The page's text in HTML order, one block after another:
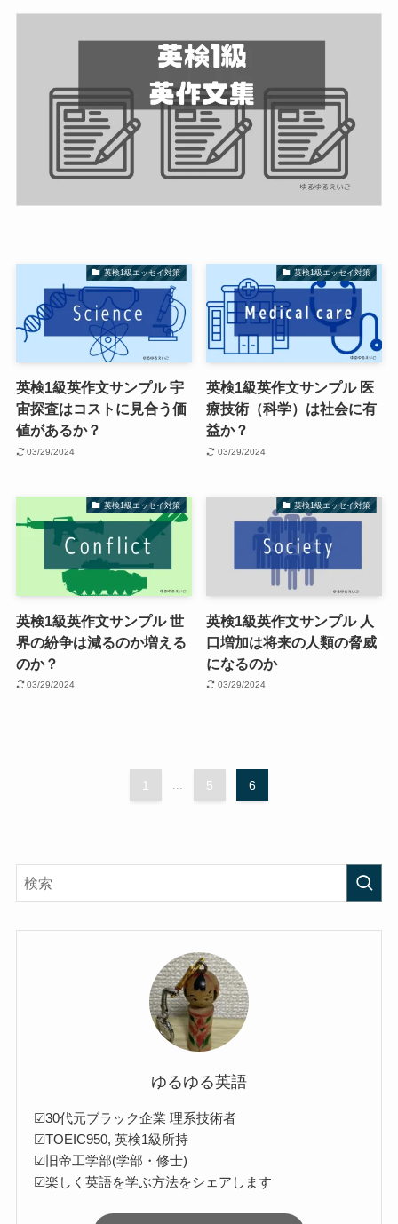
英検1級エッセイ対策
英検1級英作文サンプル 宇
宙探査はコストに見合う価
値があるか？
03/29/2024
英検1級エッセイ対策
英検1級英作文サンプル 医
療技術（科学）は社会に有
益か？
03/29/2024
英検1級エッセイ対策
英検1級英作文サンプル 世
界の紛争は減るのか増える
のか？
03/29/2024
英検1級エッセイ対策
英検1級英作文サンプル 人
口増加は将来の人類の脅威
になるのか
03/29/2024
1 ... 5 6
ゆるゆる英語
☑30代元ブラック企業 理系技術者
☑TOEIC950, 英検1級所持
☑旧帝工学部(学部・修士)
☑楽しく英語を学ぶ方法をシェアします